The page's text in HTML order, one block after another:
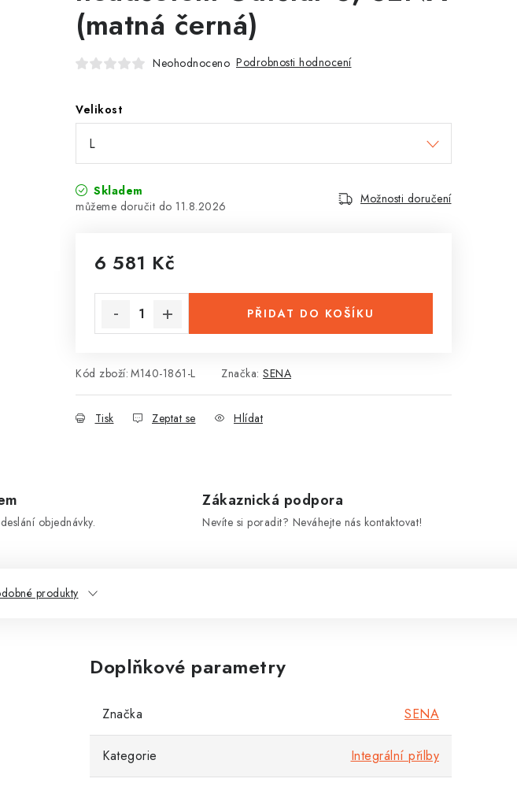
(matná černá)
Neohodnoceno Podrobnosti hodnocení
Velikost
Skladem
11.8.2026
Možnosti doručení
6 581 Kč
PŘIDAT DO KOŠÍKU
Kód zboží: M140-1861-L Značka: SENA
Tisk Zeptat se Hlídat
objednávky.
Zákaznická podpora
Nevíte si poradit? Neváhejte nás kontaktovat!
produkty
Doplňkové parametry
Značka SENA
Kategorie Integrální přilby